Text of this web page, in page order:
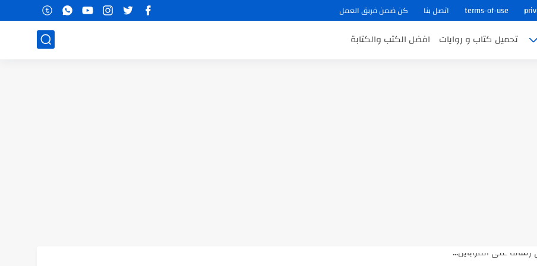
terms-of-use اتصل بنا كن ضمن فريق العمل
تحميل كتاب و روايات افضل الكتب والكتابة